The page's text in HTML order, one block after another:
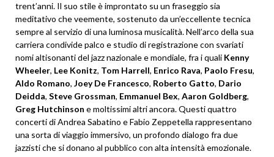
trent’anni. Il suo stile è improntato su un fraseggio sia
meditativo che veemente, sostenuto da un’eccellente tecnica
sempre al servizio di una luminosa musicalità. Nell’arco della sua
carriera condivide palco e studio di registrazione con svariati
nomi altisonanti del jazz nazionale e mondiale, fra i quali Kenny
Wheeler, Lee Konitz, Tom Harrell, Enrico Rava, Paolo Fresu,
Aldo Romano, Joey De Francesco, Roberto Gatto, Dario
Deidda, Steve Grossman, Emmanuel Bex, Aaron Goldberg,
Greg Hutchinson e moltissimi altri ancora. Questi quattro
concerti di Andrea Sabatino e Fabio Zeppetella rappresentano
una sorta di viaggio immersivo, un profondo dialogo fra due
jazzisti che si donano al pubblico con alta intensità emozionale.